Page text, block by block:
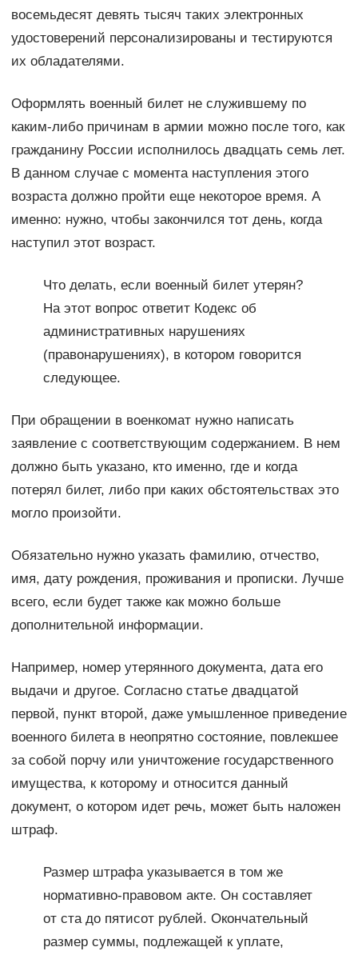
восемьдесят девять тысяч таких электронных
удостоверений персонализированы и тестируются
их обладателями.
Оформлять военный билет не служившему по
каким-либо причинам в армии можно после того, как
гражданину России исполнилось двадцать семь лет.
В данном случае с момента наступления этого
возраста должно пройти еще некоторое время. А
именно: нужно, чтобы закончился тот день, когда
наступил этот возраст.
Что делать, если военный билет утерян?
На этот вопрос ответит Кодекс об
административных нарушениях
(правонарушениях), в котором говорится
следующее.
При обращении в военкомат нужно написать
заявление с соответствующим содержанием. В нем
должно быть указано, кто именно, где и когда
потерял билет, либо при каких обстоятельствах это
могло произойти.
Обязательно нужно указать фамилию, отчество,
имя, дату рождения, проживания и прописки. Лучше
всего, если будет также как можно больше
дополнительной информации.
Например, номер утерянного документа, дата его
выдачи и другое. Согласно статье двадцатой
первой, пункт второй, даже умышленное приведение
военного билета в неопрятно состояние, повлекшее
за собой порчу или уничтожение государственного
имущества, к которому и относится данный
документ, о котором идет речь, может быть наложен
штраф.
Размер штрафа указывается в том же
нормативно-правовом акте. Он составляет
от ста до пятисот рублей. Окончательный
размер суммы, подлежащей к уплате,